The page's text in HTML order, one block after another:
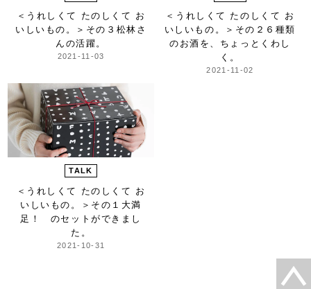
＜うれしくて たのしくて お
いしいもの。＞ その３松林さ
んの活躍。
2021-11-03
＜うれしくて たのしくて お
いしいもの。＞ その２６種類
のお酒を、ちょっとくわし
く。
2021-11-02
TALK
＜うれしくて たのしくて お
いしいもの。＞ その１大満
足！ のセットができまし
た。
2021-10-31